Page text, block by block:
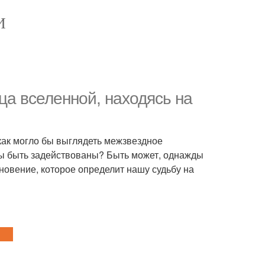
вселенной, находясь на
могло бы выглядеть межзвездное
быть задействованы? Быть может, однажды
которое определит нашу судьбу на